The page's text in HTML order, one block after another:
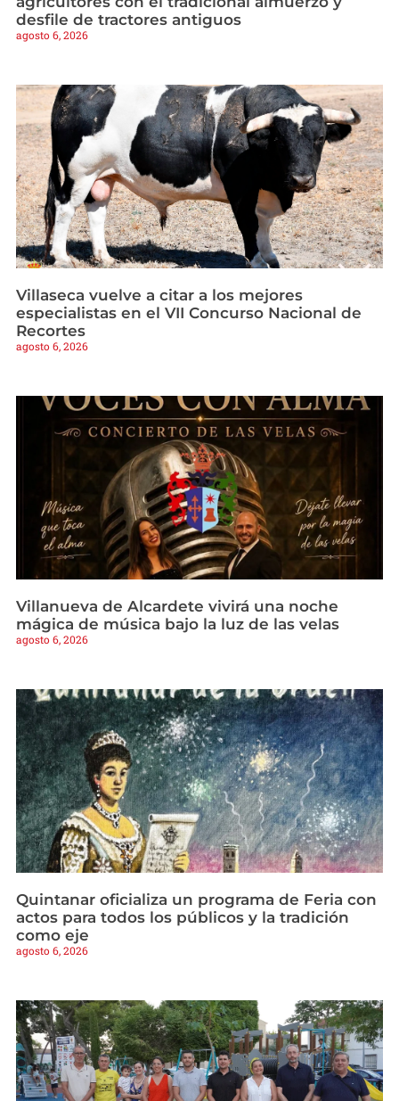
desfile de tractores antiguos
agosto 6, 2026
Villaseca vuelve a citar a los mejores
especialistas en el VII Concurso Nacional de
Recortes
agosto 6, 2026
Villanueva de Alcardete vivirá una noche
mágica de música bajo la luz de las velas
agosto 6, 2026
Quintanar oficializa un programa de Feria con
actos para todos los públicos y la tradición
como eje
agosto 6, 2026